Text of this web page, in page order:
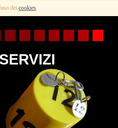
dei cookies
SERVIZI